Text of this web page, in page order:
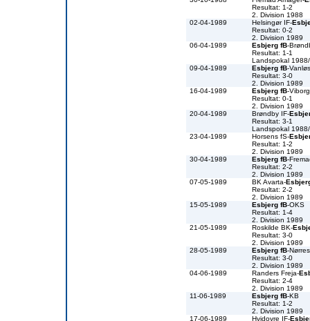
Resultat: 1-2
2. Division 1988
02-04-1989
Helsingør IF-
Resultat: 0-2
2. Division 1989
06-04-1989
Esbjerg fB-
Resultat: 1-1
Landspokal
09-04-1989
Esbjerg fB-
Resultat: 3-0
2. Division 1989
16-04-1989
Esbjerg fB-
Resultat: 0-1
2. Division 1989
20-04-1989
Brøndby IF-
Resultat: 3-1
Landspokal
23-04-1989
Horsens fS-
Resultat: 1-2
2. Division 1989
30-04-1989
Esbjerg fB-
Resultat: 2-2
2. Division 1989
07-05-1989
BK Avarta-
Resultat: 2-2
2. Division 1989
15-05-1989
Esbjerg fB-OKS
Resultat: 1-4
2. Division 1989
21-05-1989
Roskilde BK-
Resultat: 3-0
2. Division 1989
28-05-1989
Esbjerg fB-
Resultat: 3-0
2. Division 1989
04-06-1989
Randers Freja-
Resultat: 2-4
2. Division 1989
11-06-1989
Esbjerg fB-KB
Resultat: 1-2
2. Division 1989
17-06-1989
Hvidovre IF-